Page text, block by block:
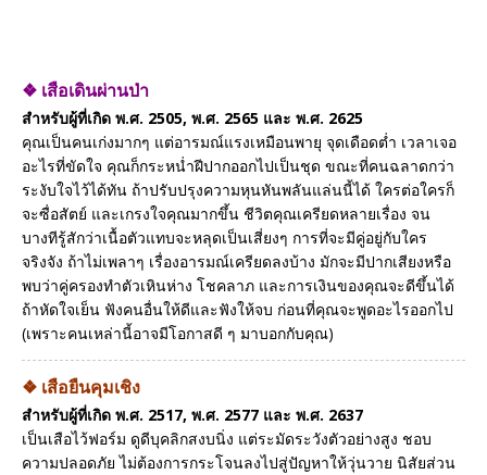
❖ เสือเดินผ่านป่า
สำหรับผู้ที่เกิด พ.ศ. 2505, พ.ศ. 2565 และ พ.ศ. 2625
คุณเป็นคนเก่งมากๆ แต่อารมณ์แรงเหมือนพายุ จุดเดือดต่ำ เวลาเจอ
อะไรที่ขัดใจ คุณก็กระหน่ำฝีปากออกไปเป็นชุด ขณะที่คนฉลาดกว่า
ระงับใจไว้ได้ทัน ถ้าปรับปรุงความหุนหันพลันแล่นนี้ได้ ใครต่อใครก็
จะซื่อสัตย์ และเกรงใจคุณมากขึ้น ชีวิตคุณเครียดหลายเรื่อง จน
บางทีรู้สักว่าเนื้อตัวแทบจะหลุดเป็นเสี่ยงๆ การที่จะมีคู่อยู่กับใคร
จริงจัง ถ้าไม่เพลาๆ เรื่องอารมณ์เครียดลงบ้าง มักจะมีปากเสียงหรือ
พบว่าคู่ครองทำตัวเหินห่าง โชคลาภ และการเงินของคุณจะดีขึ้นได้
ถ้าหัดใจเย็น ฟังคนอื่นให้ดีและฟังให้จบ ก่อนที่คุณจะพูดอะไรออกไป
(เพราะคนเหล่านี้อาจมีโอกาสดี ๆ มาบอกกับคุณ)
❖ เสือยืนคุมเชิง
สำหรับผู้ที่เกิด พ.ศ. 2517, พ.ศ. 2577 และ พ.ศ. 2637
เป็นเสือไว้ฟอร์ม ดูดีบุคลิกสงบนิ่ง แต่ระมัดระวังตัวอย่างสูง ชอบ
ความปลอดภัย ไม่ต้องการกระโจนลงไปสู่ปัญหาให้วุ่นวาย นิสัยส่วน